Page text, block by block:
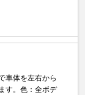
車体を左右から
す。色：全ボデ